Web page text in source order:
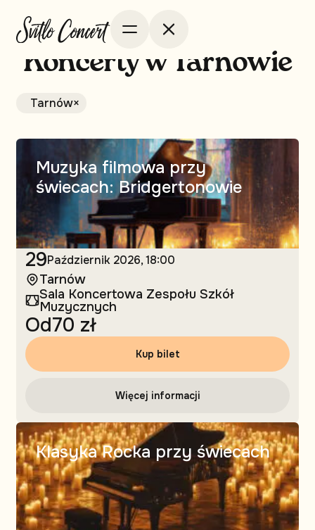
Koncerty w Tarnowie
Tarnów×
29Październik 2026, 18:00
Muzyka filmowa przy
świecach: Bridgertonowie
Tarnów
Sala Koncertowa Zespołu Szkół
Muzycznych
Od70 zł
Kup bilet
Więcej informacji
Klasyka Rocka przy świecach